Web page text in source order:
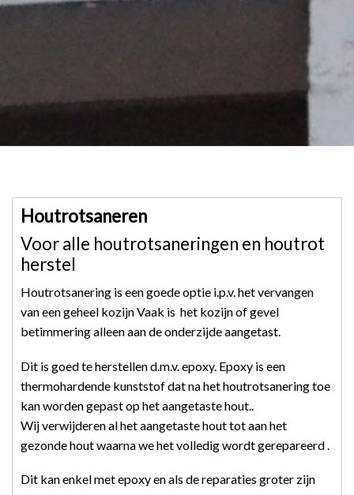
Houtrotsaneren
Voor alle houtrotsaneringen en houtrot
herstel
Houtrotsanering is een goede optie i.p.v. het vervangen
van een geheel kozijn Vaak is het kozijn of gevel
betimmering alleen aan de onderzijde aangetast.
Dit is goed te herstellen d.m.v. epoxy. Epoxy is een
thermohardende kunststof dat na het houtrotsanering toe
kan worden gepast op het aangetaste hout..
Wij verwijderen al het aangetaste hout tot aan het
gezonde hout waarna we het volledig wordt gerepareerd .
Dit kan enkel met epoxy en als de reparaties groter zijn